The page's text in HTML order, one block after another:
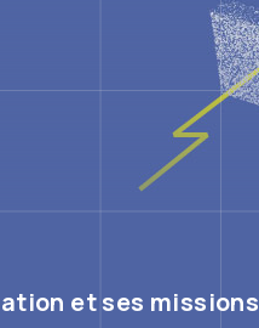
et ses missions